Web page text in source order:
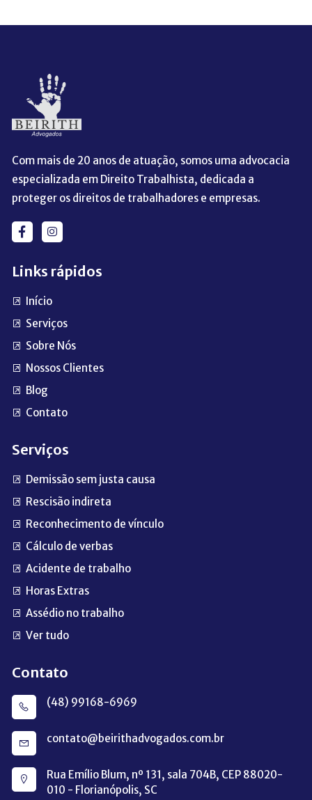
Com mais de 20 anos de atuação, somos uma advocacia
especializada em Direito Trabalhista, dedicada a
proteger os direitos de trabalhadores e empresas.
Links rápidos
Início
Serviços
Sobre Nós
Nossos Clientes
Blog
Contato
Serviços
Demissão sem justa causa
Rescisão indireta
Reconhecimento de vínculo
Cálculo de verbas
Acidente de trabalho
Horas Extras
Assédio no trabalho
Ver tudo
Contato
(48) 99168-6969
contato@beirithadvogados.com.br
Rua Emílio Blum, nº 131, sala 704B, CEP 88020-
010 - Florianópolis, SC